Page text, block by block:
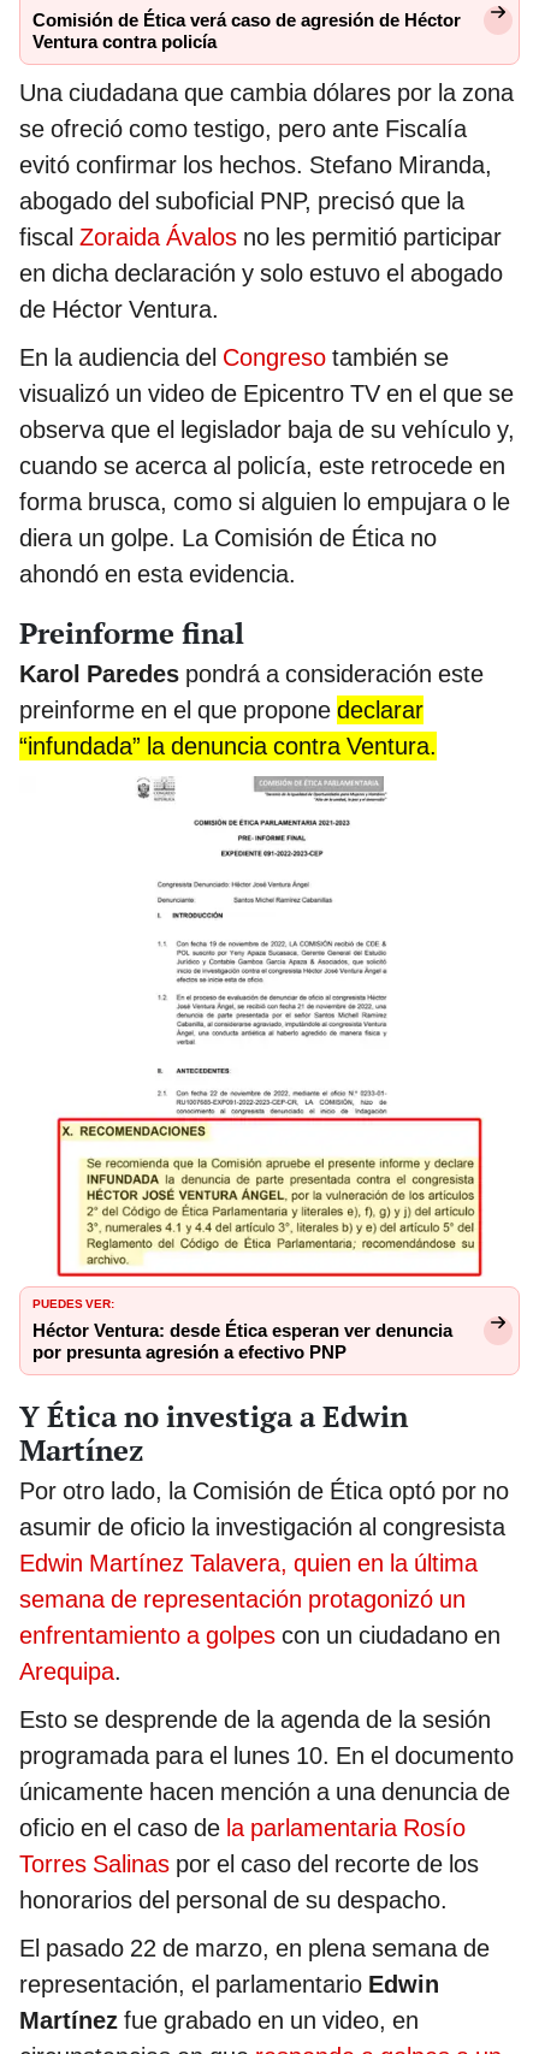
Comisión de Ética verá caso de agresión de Héctor
Ventura contra policía
Una ciudadana que cambia dólares por la zona
se ofreció como testigo, pero ante Fiscalía
evitó confirmar los hechos. Stefano Miranda,
abogado del suboficial PNP, precisó que la
fiscal Zoraida Ávalos no les permitió participar
en dicha declaración y solo estuvo el abogado
de Héctor Ventura.
En la audiencia del Congreso también se
visualizó un video de Epicentro TV en el que se
observa que el legislador baja de su vehículo y,
cuando se acerca al policía, este retrocede en
forma brusca, como si alguien lo empujara o le
diera un golpe. La Comisión de Ética no
ahondó en esta evidencia.
Preinforme final
Karol Paredes pondrá a consideración este
preinforme en el que propone declarar
“infundada” la denuncia contra Ventura.
PUEDES VER:
Héctor Ventura: desde Ética esperan ver denuncia
por presunta agresión a efectivo PNP
Y Ética no investiga a Edwin
Martínez
Por otro lado, la Comisión de Ética optó por no
asumir de oficio la investigación al congresista
Edwin Martínez Talavera, quien en la última
semana de representación protagonizó un
enfrentamiento a golpes con un ciudadano en
Arequipa.
Esto se desprende de la agenda de la sesión
programada para el lunes 10. En el documento
únicamente hacen mención a una denuncia de
oficio en el caso de la parlamentaria Rosío
Torres Salinas por el caso del recorte de los
honorarios del personal de su despacho.
El pasado 22 de marzo, en plena semana de
representación, el parlamentario Edwin
Martínez fue grabado en un video, en